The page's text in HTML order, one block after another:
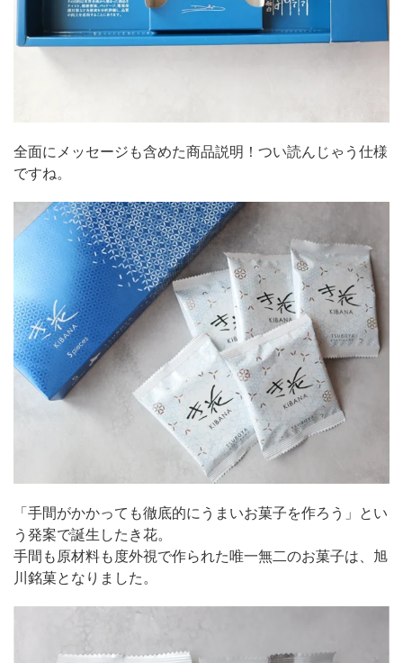
全面にメッセージも含めた商品説明！つい読んじゃう仕様
ですね。
「手間がかかっても徹底的にうまいお菓子を作ろう」とい
う発案で誕生したき花。
手間も原材料も度外視で作られた唯一無二のお菓子は、旭
川銘菓となりました。